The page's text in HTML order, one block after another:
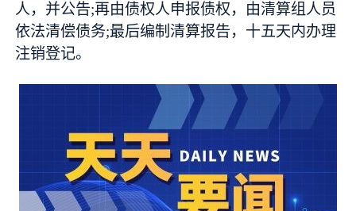
人，并公告;再由债权人申报债权，由清算组人员
依法清偿债务;最后编制清算报告，十五天内办理
注销登记。